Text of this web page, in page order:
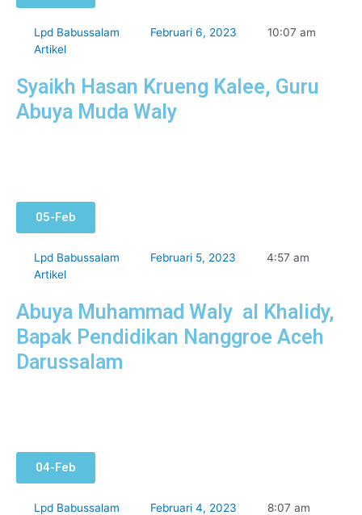
Lpd Babussalam Februari 6, 2023
10:07 am
Artikel
Syaikh Hasan Krueng Kalee, Guru
Abuya Muda Waly
05-Feb
Lpd Babussalam Februari 5, 2023
4:57 am
Artikel
Abuya Muhammad Waly al Khalidy,
Bapak Pendidikan Nanggroe Aceh
Darussalam
04-Feb
Lpd Babussalam Februari 4, 2023
8:07 am